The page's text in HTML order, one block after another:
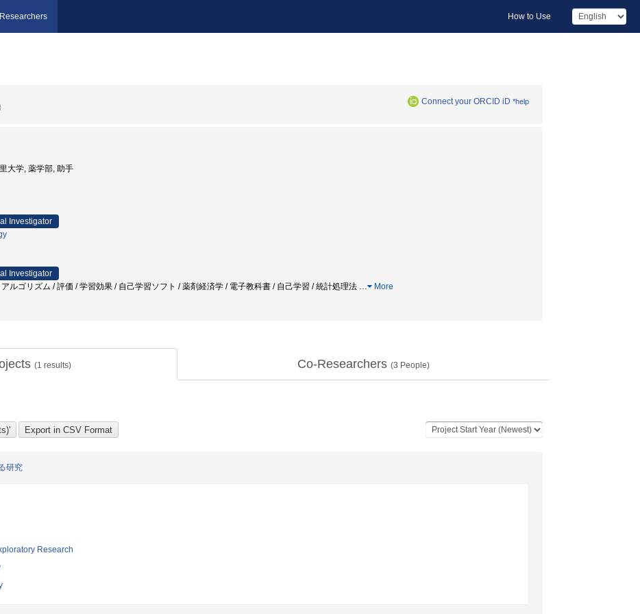
How to Use
Connect your ORCID iD *help
大学, 薬学部, 助手
Investigator
Investigator
ルゴリズム / 評価 / 学習効果 / 自己学習ソフト / 薬剤経済学 / 電子教科書 / 自己学習 / 統計処理法 … More
(1 results) Co-Researchers (3 People)
研究
Research